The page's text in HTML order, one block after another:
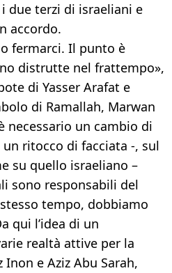
due terzi di israeliani e
accordo.
fermarci. Il punto è
distrutte nel frattempo»,
di Yasser Arafat e
di Ramallah, Marwan
necessario un cambio di
ritocco di facciata -, sul
su quello israeliano –
sono responsabili del
tempo, dobbiamo
qui l’idea di un
realtà attive per la
e Aziz Abu Sarah,